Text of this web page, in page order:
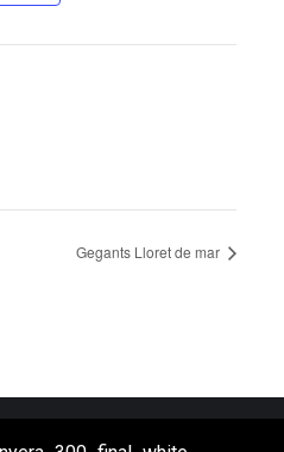
Gegants Lloret de mar